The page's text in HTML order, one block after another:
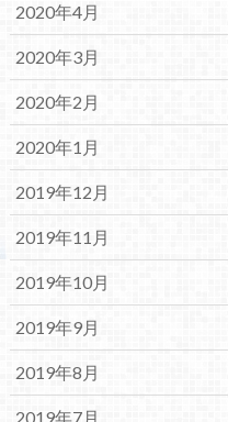
2020年4月
2020年3月
2020年2月
2020年1月
2019年12月
2019年11月
2019年10月
2019年9月
2019年8月
2019年7月